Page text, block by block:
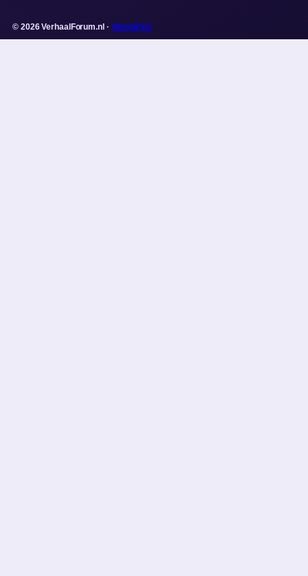
© 2026 VerhaalForum.nl · WorldRSS